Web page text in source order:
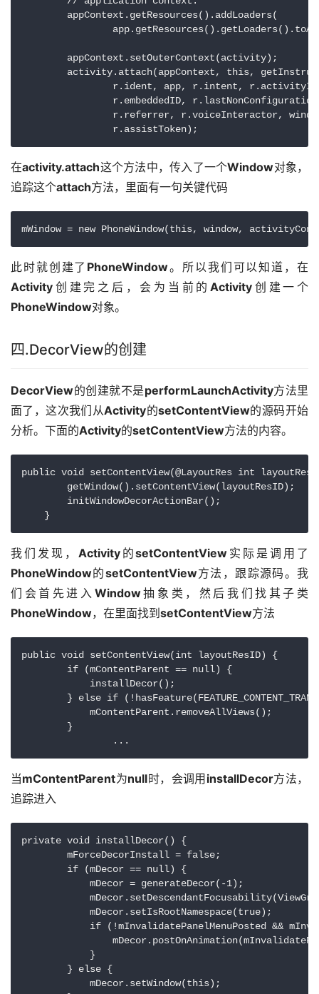
        appContext.getResources().addLoaders(
        appContext.setOuterContext(activity);
activity.attach(appContext, this,
r.ident, app, r.intent,
r.embeddedID,
r.referrer, r.voiceInteractor,
                r.assistToken);
在activity.attach这个方法中，传入了一个Window对象，
追踪这个attach方法，里面有一句关键代码
mWindow = new PhoneWindow(this, window,
此时就创建了 PhoneWindow。所以我们可以知道，在
Activity 创建完之后，会为当前的 Activity 创建一个
PhoneWindow对象。
四.DecorView的创建
DecorView的创建就不是performLaunchActivity方法里
面了，这次我们从Activity的setContentView的源码开始
分析。下面的Activity的setContentView方法的内容。
public void setContentView(@LayoutRes int
        getWindow().setContentView(layoutResID);
        initWindowDecorActionBar();
    }
我们发现， Activity的setContentView 实际是调用了
PhoneWindow的setContentView方法，跟踪源码。我
们会首先进入 Window抽象类，然后我们找其子类
PhoneWindow，在里面找到 setContentView方法
public void setContentView(int layoutResID) {
        if (mContentParent == null) {
            installDecor();
} else if
            mContentParent.removeAllViews();
        }
		...
当mContentParent为null时，会调用 installDecor方法，
追踪进入
private void installDecor() {
        mForceDecorInstall = false;
        if (mDecor == null) {
            mDecor = generateDecor(-1);
            mDecor.setIsRootNamespace(true);
if (!mInvalidatePanelMenuPosted &&
            }
        } else {
            mDecor.setWindow(this);